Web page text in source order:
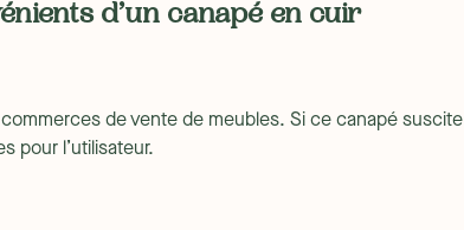
d’un canapé en cuir
de vente de meubles. Si ce canapé suscite
pour l’utilisateur.